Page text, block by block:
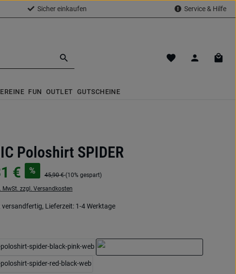
Sicher einkaufen
Service & Hilfe
Du hast 0 Produkte
FUN OUTLET GUTSCHEINE
Poloshirt SPIDER
€ % 45,90 €(10% gespart)
MwSt. zzgl. Versandkosten
Lieferzeit: 1-4 Werktage
schwarz/pink
rot/schwarz